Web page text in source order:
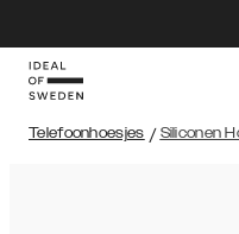
Telefoonhoesjes / Siliconen